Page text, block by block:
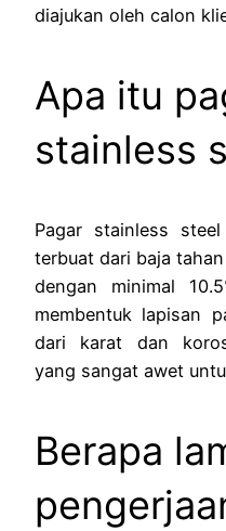
diajukan oleh calon
Apa itu
stainless
Pagar stainless
terbuat dari baja
dengan minimal
membentuk lapisan
dari karat dan
yang sangat awet
Berapa